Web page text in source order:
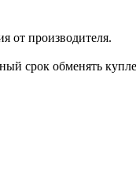
от производителя.
срок обменять